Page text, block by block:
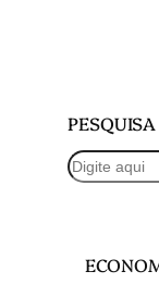
PESQUISA
P
e